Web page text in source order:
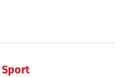
Sport